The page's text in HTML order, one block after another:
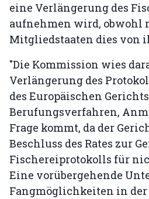
eine Verlängerung des
aufnehmen wird, obwohl
Mitgliedstaaten dies von
"Die Kommission wies
Verlängerung des
des Europäischen
Berufungsverfahren,
Frage kommt, da der
Beschluss des Rates zur
Fischereiprotokolls für
Eine vorübergehende
Fangmöglichkeiten in der